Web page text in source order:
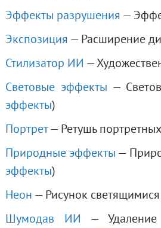
Эффекты разрушения —
Экспозиция — Расширение
Стилизатор ИИ —
Световые эффекты —
эффекты)
Портрет— Ретушь
Природные эффекты —
эффекты)
Неон — Рисунок
Шумодав ИИ —